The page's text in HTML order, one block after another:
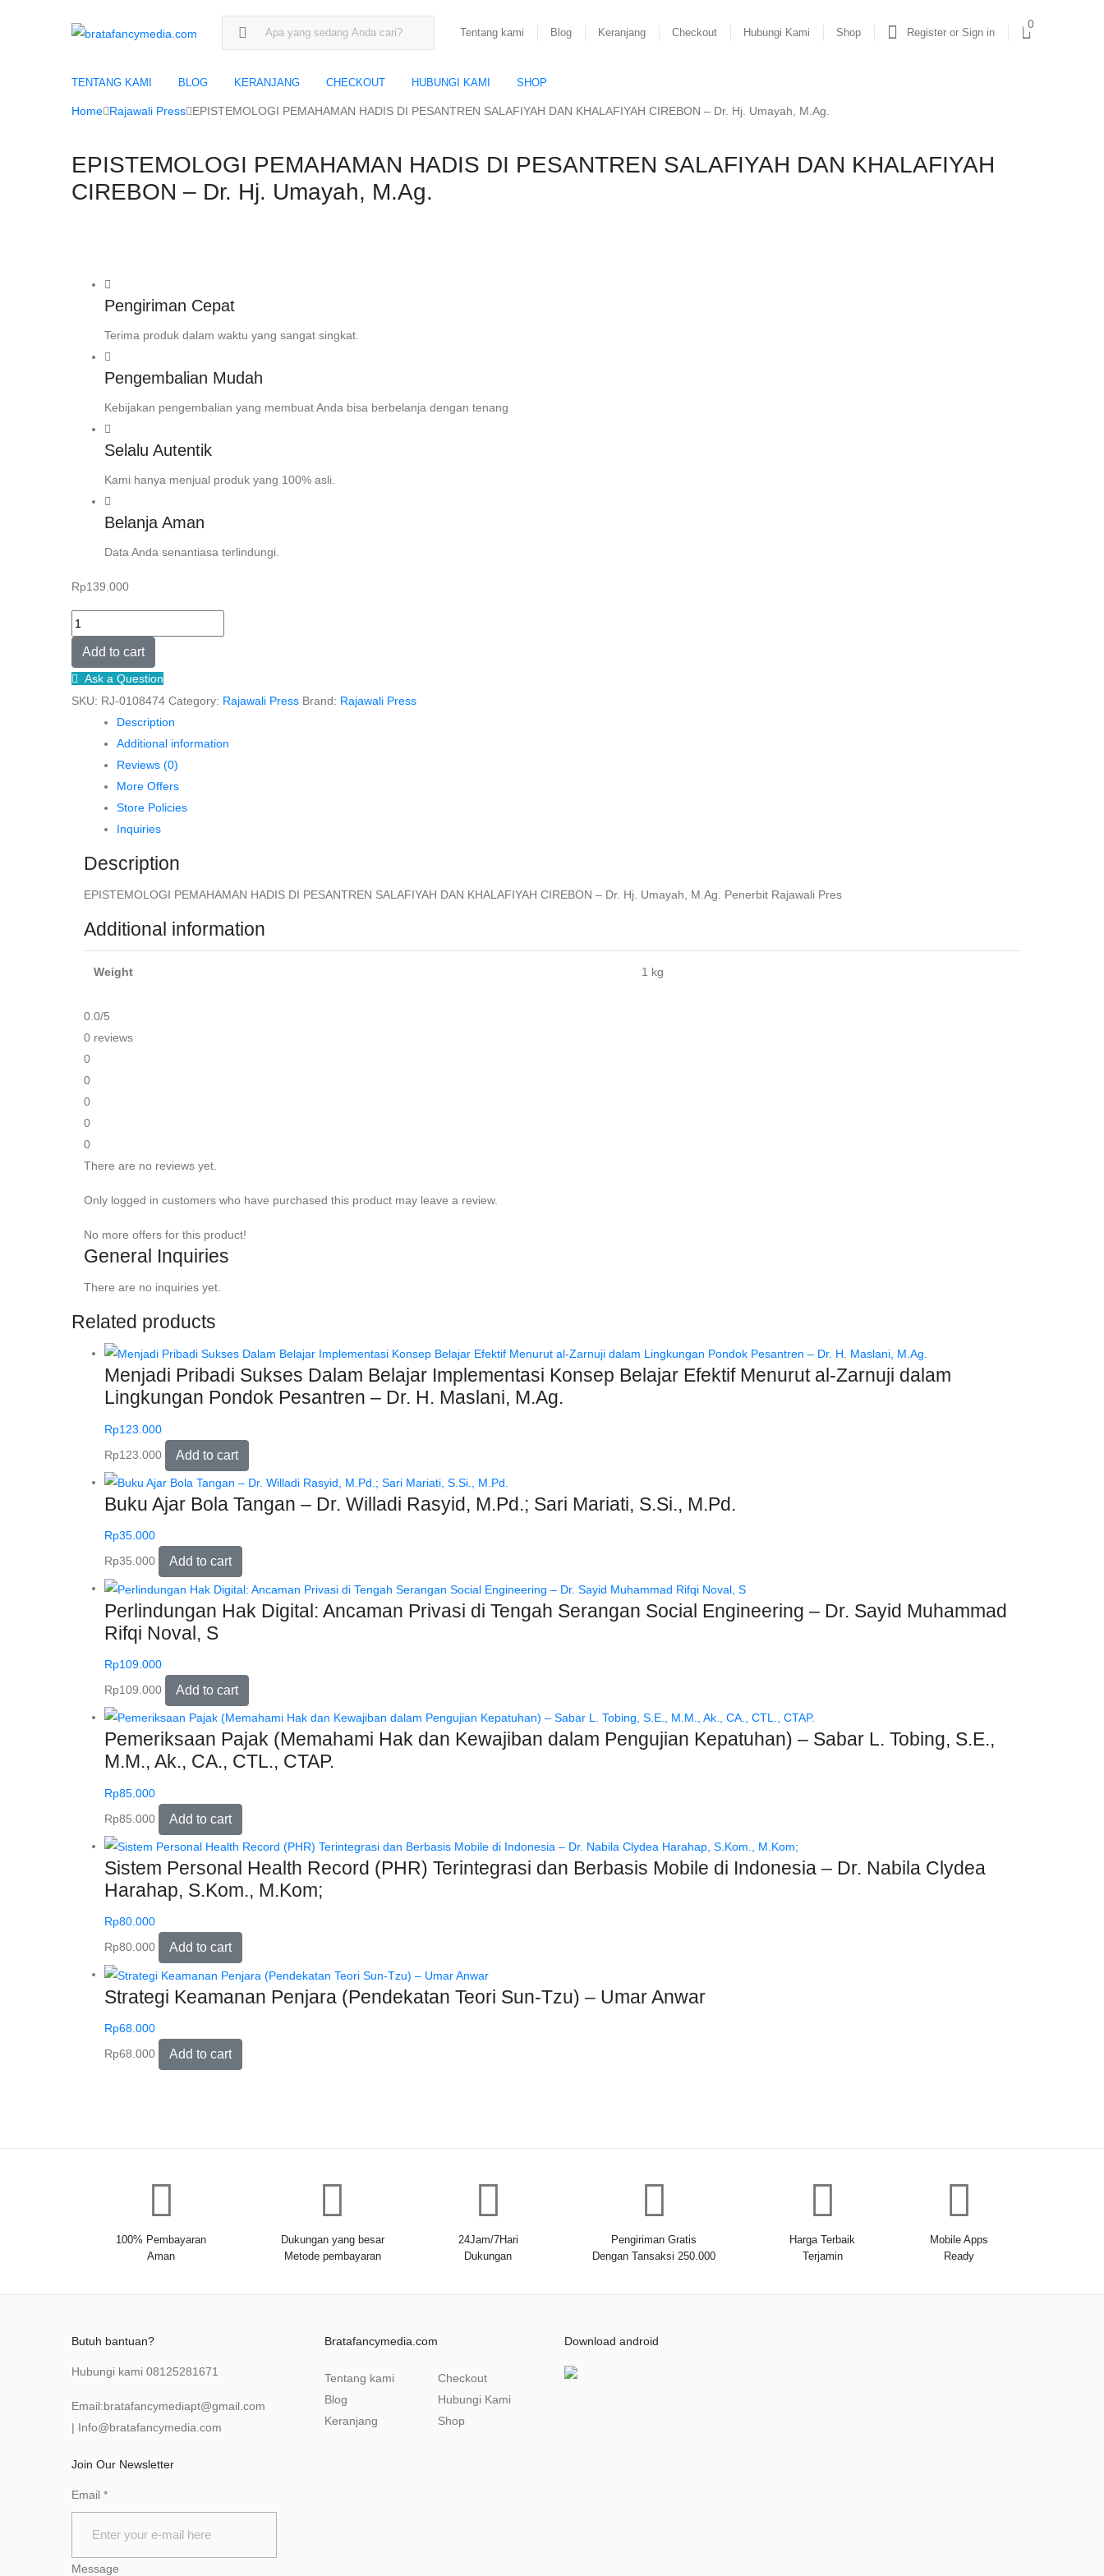
Search for:
Tentang kami Blog Keranjang Checkout Hubungi Kami Shop Register or Sign in
0
TENTANG KAMI BLOG KERANJANG CHECKOUT HUBUNGI KAMI SHOP
Home Rajawali Press EPISTEMOLOGI PEMAHAMAN HADIS DI PESANTREN SALAFIYAH DAN KHALAFIYAH CIREBON – Dr. Hj. Umayah, M.Ag.
EPISTEMOLOGI PEMAHAMAN HADIS DI PESANTREN SALAFIYAH DAN KHALAFIYAH
CIREBON – Dr. Hj. Umayah, M.Ag.
Pengiriman Cepat
Terima produk dalam waktu yang sangat singkat.
Pengembalian Mudah
Kebijakan pengembalian yang membuat Anda bisa berbelanja dengan tenang
Selalu Autentik
Kami hanya menjual produk yang 100% asli.
Belanja Aman
Data Anda senantiasa terlindungi.
Rp139.000
EPISTEMOLOGI
PEMAHAMAN
HADIS
DI
PESANTREN
SALAFIYAH
KHALAFIYAH
CIREBON
M.Ag.
quantity
Add to cart
Ask a Question
SKU: RJ-0108474 Category: Rajawali Press Brand: Rajawali Press
Description
Additional information
Reviews (0)
More Offers
Store Policies
Inquiries
Description
EPISTEMOLOGI PEMAHAMAN HADIS DI PESANTREN SALAFIYAH DAN KHALAFIYAH CIREBON – Dr. Hj. Umayah, M.Ag. Penerbit Rajawali Pres
Additional information
Weight 1 kg
0.0/5
0 reviews
0
0
0
0
0
There are no reviews yet.
Only logged in customers who have purchased this product may leave a review.
No more offers for this product!
General Inquiries
There are no inquiries yet.
Related products
Menjadi Pribadi Sukses Dalam Belajar Implementasi Konsep Belajar Efektif Menurut al-Zarnuji dalam
Lingkungan Pondok Pesantren – Dr. H. Maslani, M.Ag.
Rp123.000
Rp123.000 Add to cart
Buku Ajar Bola Tangan – Dr. Willadi Rasyid, M.Pd.; Sari Mariati, S.Si., M.Pd.
Rp35.000
Rp35.000 Add to cart
Perlindungan Hak Digital: Ancaman Privasi di Tengah Serangan Social Engineering – Dr. Sayid Muhammad
Rifqi Noval, S
Rp109.000
Rp109.000 Add to cart
Pemeriksaan Pajak (Memahami Hak dan Kewajiban dalam Pengujian Kepatuhan) – Sabar L. Tobing, S.E.,
M.M., Ak., CA., CTL., CTAP.
Rp85.000
Rp85.000 Add to cart
Sistem Personal Health Record (PHR) Terintegrasi dan Berbasis Mobile di Indonesia – Dr. Nabila Clydea
Harahap, S.Kom., M.Kom;
Rp80.000
Rp80.000 Add to cart
Strategi Keamanan Penjara (Pendekatan Teori Sun-Tzu) – Umar Anwar
Rp68.000
Rp68.000 Add to cart
100% Pembayaran
Aman
Dukungan yang besar
Metode pembayaran
24Jam/7Hari
Dukungan
Pengiriman Gratis
Dengan Tansaksi 250.000
Harga Terbaik
Terjamin
Mobile Apps
Ready
Butuh bantuan?
Hubungi kami 08125281671
Email:bratafancymediapt@gmail.com
| Info@bratafancymedia .com
Join Our Newsletter
Email *
Message
Bratafancymedia.com
Tentang kami
Blog
Keranjang
Checkout
Hubungi Kami
Shop
Download android